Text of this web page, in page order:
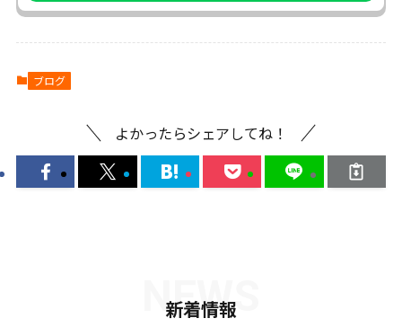
ブログ
よかったらシェアしてね！
NEWS
新着情報